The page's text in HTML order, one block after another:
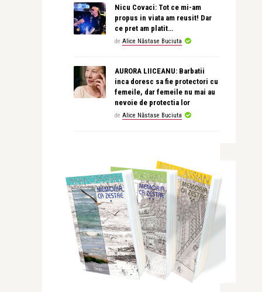
Nicu Covaci: Tot ce mi-am
propus in viata am reusit! Dar
ce pret am platit…
de Alice Năstase Buciuta
AURORA LIICEANU: Barbatii
inca doresc sa fie protectori cu
femeile, dar femeile nu mai au
nevoie de protectia lor
de Alice Năstase Buciuta